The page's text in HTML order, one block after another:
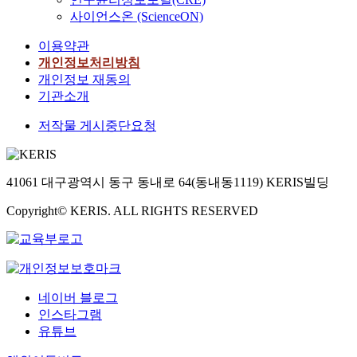
사이언스온 (ScienceON)
이용약관
개인정보처리방침
개인정보 재동의
기관소개
저작물 게시중단요청
41061 대구광역시 동구 동내로 64(동내동1119) KERIS빌딩
Copyright© KERIS. ALL RIGHTS RESERVED
네이버 블로그
인스타그램
유튜브